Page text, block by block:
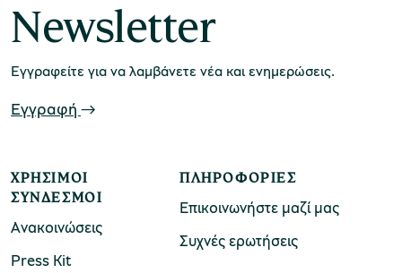
Newsletter
Εγγραφείτε για να λαμβάνετε νέα και ενημερώσεις.
Εγγραφή
ΧΡΉΣΙΜΟΙ
ΣΎΝΔΕΣΜΟΙ
Ανακοινώσεις
Press Kit
ΠΛΗΡΟΦΟΡΊΕΣ
Επικοινωνήστε μαζί μας
Συχνές ερωτήσεις